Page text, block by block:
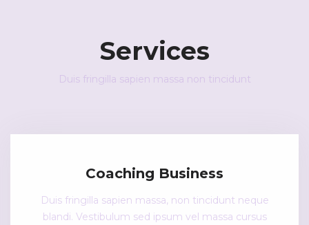
Services
Duis fringilla sapien massa non tincidunt
Coaching Business
Duis fringilla sapien massa, non tincidunt neque
blandi. Vestibulum sed ipsum vel massa cursus